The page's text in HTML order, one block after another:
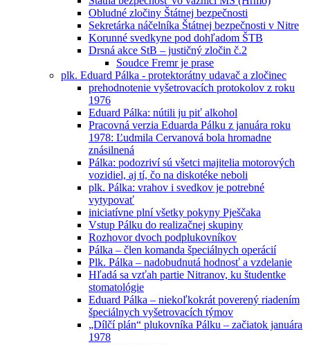
Obludné zločiny Štátnej bezpečnosti
Sekretárka náčelníka Štátnej bezpečnosti v Nitre
Korunné svedkyne pod dohľadom ŠTB
Drsná akce StB – justičný zločin č.2
Soudce Fremr je prase
plk. Eduard Pálka - protektorátny udavač a zločinec
prehodnotenie vyšetrovacích protokolov z roku
1976
Eduard Pálka: nútili ju piť alkohol
Pracovná verzia Eduarda Pálku z januára roku
1978: Ľudmila Cervanová bola hromadne
znásilnená
Pálka: podozriví sú všetci majitelia motorových
vozidiel, aj tí, čo na diskotéke neboli
plk. Pálka: vrahov i svedkov je potrebné
vytypovať
iniciatívne plní všetky pokyny Pješčaka
Vstup Pálku do realizačnej skupiny
Rozhovor dvoch podplukovníkov
Pálka – člen komanda špeciálnych operácií
Plk. Pálka – nadobudnutá hodnosť a vzdelanie
Hľadá sa vzťah partie Nitranov, ku študentke
stomatológie
Eduard Pálka – niekoľkokrát poverený riadením
špeciálnych vyšetrovacích týmov
„Dílčí plán“ plukovníka Pálku – začiatok januára
1978